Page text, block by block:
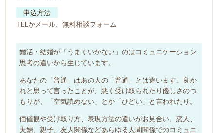
申込方法
TELかメール、無料相談フォーム
婚活・結婚が「うまくいかない」のはコミュニケーション
思考の違いから生じています。
あなたの「普通」はあの人の「普通」とは違います。良か
れと思って言ったことが、悪く受け取られたり優しさのつ
もりが、「空気読めない」とか「ひどい」と言われたり。
価値観や受け取り方、表現方法の違いがお見合い、恋人、
夫婦、親子、友人関係などあらゆる人間関係でのコミュニ